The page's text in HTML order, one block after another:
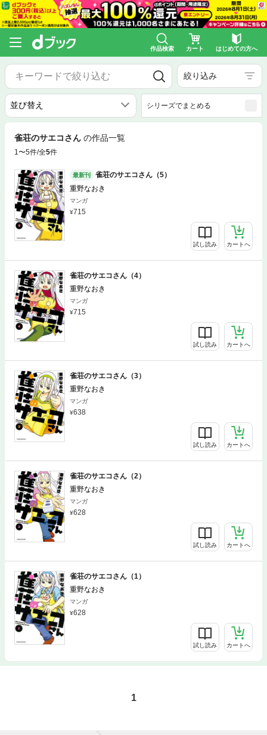
作品検索 カート はじめての方へ
絞り込み
シリーズでまとめる
雀荘のサエコさん の作品一覧
1〜5件/全5件
最新刊
雀荘のサエコさん（5）
重野なおき
マンガ
715
試し読み カートへ
雀荘のサエコさん（4）
重野なおき
マンガ
715
試し読み カートへ
雀荘のサエコさん（3）
重野なおき
マンガ
638
試し読み カートへ
雀荘のサエコさん（2）
重野なおき
マンガ
628
試し読み カートへ
雀荘のサエコさん（1）
重野なおき
マンガ
628
試し読み カートへ
1